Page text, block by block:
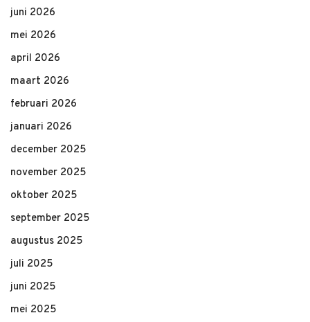
juni 2026
mei 2026
april 2026
maart 2026
februari 2026
januari 2026
december 2025
november 2025
oktober 2025
september 2025
augustus 2025
juli 2025
juni 2025
mei 2025